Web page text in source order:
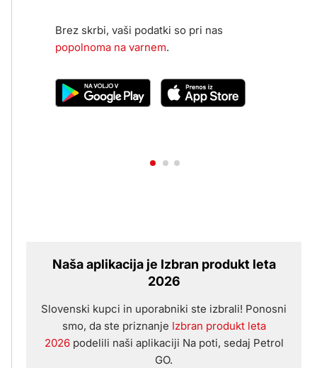
Brez skrbi, vaši podatki so pri nas
popolnoma na varnem.
Naša aplikacija je Izbran produkt leta
2026
Slovenski kupci in uporabniki ste izbrali! Ponosni
smo, da ste priznanje Izbran produkt leta
2026podelili naši aplikaciji Na poti, sedaj Petrol
GO.